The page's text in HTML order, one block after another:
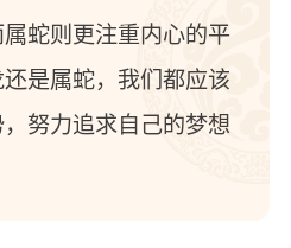
蛇则更注重内心的平
是属蛇，我们都应该
努力追求自己的梦想